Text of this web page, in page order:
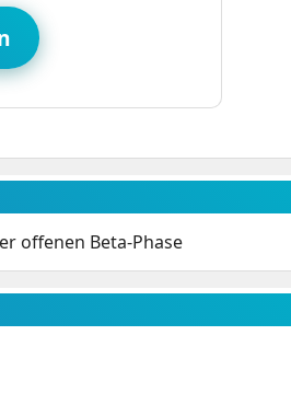
offenen Beta-Phase